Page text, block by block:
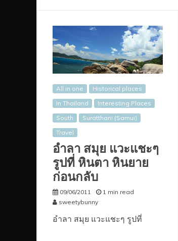
All in one
Historical places
In Thailand
Interesting Places
South
Suratthani (Samui)
Travel
อำลา สมุย แวะแชะๆ
รูปที่ หินตา หินยาย
ก่อนกลับ
09/06/2011
1 min read
sweetybunny
อำลา สมุย แวะแชะๆ รูปที่